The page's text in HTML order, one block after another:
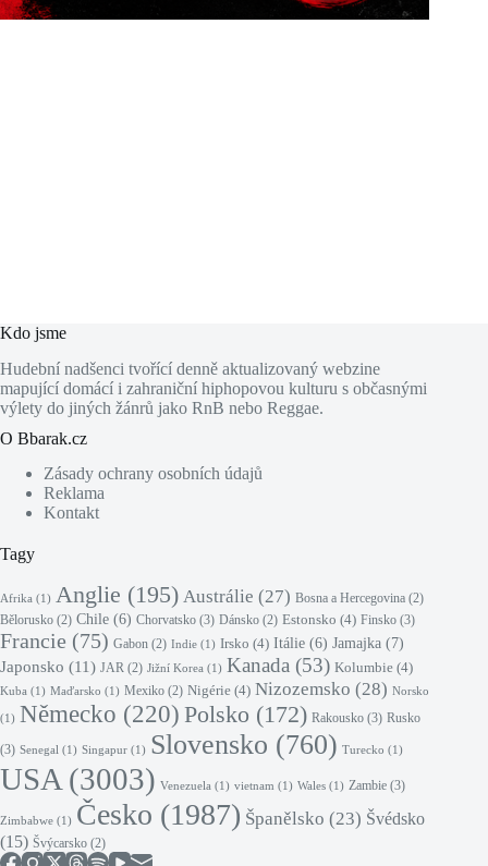
Kdo jsme
Hudební nadšenci tvořící denně aktualizovaný webzine
mapující domácí i zahraniční hiphopovou kulturu s občasnými
výlety do jiných žánrů jako RnB nebo Reggae.
O Bbarak.cz
Zásady ochrany osobních údajů
Reklama
Kontakt
Tagy
Afrika (1) Anglie (195) Austrálie (27) Bosna a Hercegovina (2)
Bělorusko (2) Chile (6) Chorvatsko (3) Dánsko (2) Estonsko (4) Finsko (3)
Francie (75) Gabon (2) Indie (1) Irsko (4) Itálie (6) Jamajka (7)
Japonsko (11) JAR (2) Jižní Korea (1) Kanada (53) Kolumbie (4)
Kuba (1) Maďarsko (1) Mexiko (2) Nigérie (4) Nizozemsko (28) Norsko
(1) Německo (220) Polsko (172) Rakousko (3) Rusko
(3) Senegal (1) Singapur (1) Slovensko (760) Turecko (1)
USA (3003) Venezuela (1) vietnam (1) Wales (1) Zambie (3)
Zimbabwe (1) Česko (1987) Španělsko (23) Švédsko
(15) Švýcarsko (2)